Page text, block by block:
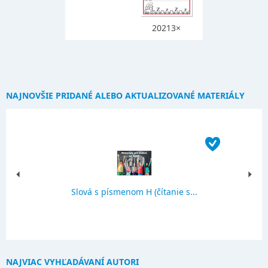
20213×
NAJNOVŠIE PRIDANÉ ALEBO AKTUALIZOVANÉ MATERIÁLY
Slová s písmenom H (čítanie s...
NAJVIAC VYHĽADÁVANÍ AUTORI